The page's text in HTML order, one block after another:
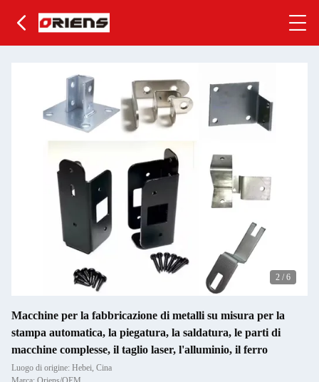
2 / 6
Macchine per la fabbricazione di metalli su misura per la
stampa automatica, la piegatura, la saldatura, le parti di
macchine complesse, il taglio laser, l'alluminio, il ferro
Luogo di origine: Hebei, Cina